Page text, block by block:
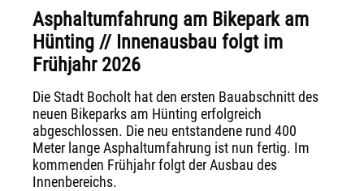
Asphaltumfahrung am Bikepark am
Hünting // Innenausbau folgt im
Frühjahr 2026
Die Stadt Bocholt hat den ersten Bauabschnitt des
neuen Bikeparks am Hünting erfolgreich
abgeschlossen. Die neu entstandene rund 400
Meter lange Asphaltumfahrung ist nun fertig. Im
kommenden Frühjahr folgt der Ausbau des
Innenbereichs.